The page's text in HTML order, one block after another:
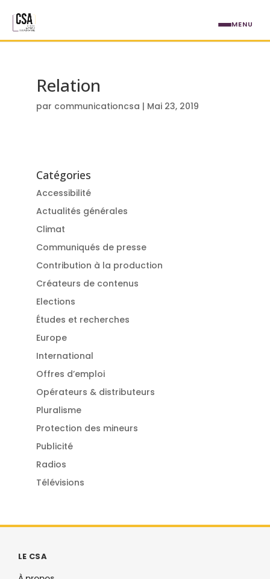
Relation
par communicationcsa | Mai 23, 2019
Catégories
Accessibilité
Actualités générales
Climat
Communiqués de presse
Contribution à la production
Créateurs de contenus
Elections
Études et recherches
Europe
International
Offres d’emploi
Opérateurs & distributeurs
Pluralisme
Protection des mineurs
Publicité
Radios
Télévisions
LE CSA
MENU